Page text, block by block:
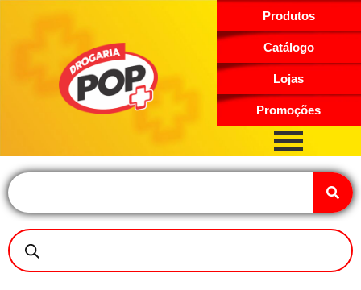
Produtos
Catálogo
Lojas
Promoções